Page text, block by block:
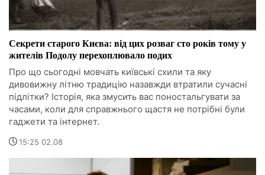
Секрети старого Києва: від цих розваг сто років тому у
жителів Подолу перехоплювало подих
Про що сьогодні мовчать київські схили та яку
дивовижну літню традицію назавжди втратили сучасні
підлітки? Історія, яка змусить вас поностальгувати за
часами, коли для справжнього щастя не потрібні були
гаджети та інтернет.
15:25 02.08